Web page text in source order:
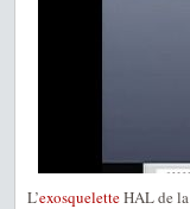
L’exosqueletteHAL de la